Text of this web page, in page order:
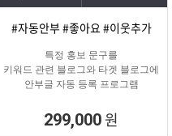
#자동안부 #좋아요 #이웃추가
특정 홍보 문구를
키워드 관련 블로그와 타겟 블로그에
안부글 자동 등록 프로그램
299,000 원